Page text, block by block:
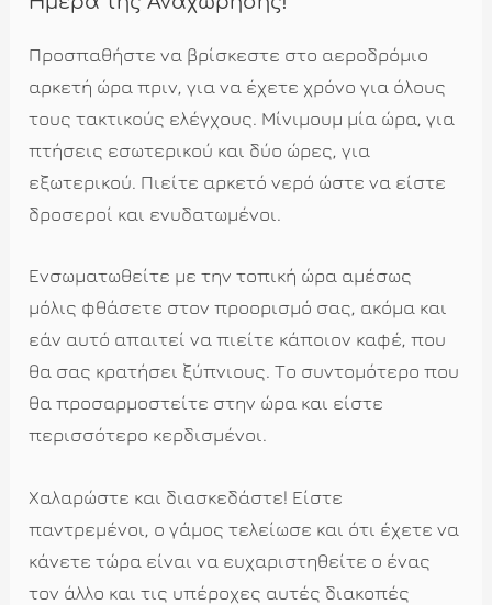
Προσπαθήστε να βρίσκεστε στο αεροδρόμιο
αρκετή ώρα πριν, για να έχετε χρόνο για όλους
τους τακτικούς ελέγχους. Μίνιμουμ μία ώρα, για
πτήσεις εσωτερικού και δύο ώρες, για
εξωτερικού. Πιείτε αρκετό νερό ώστε να είστε
δροσεροί και ενυδατωμένοι.
Ενσωματωθείτε με την τοπική ώρα αμέσως
μόλις φθάσετε στον προορισμό σας, ακόμα και
εάν αυτό απαιτεί να πιείτε κάποιον καφέ, που
θα σας κρατήσει ξύπνιους. Το συντομότερο που
θα προσαρμοστείτε στην ώρα και είστε
περισσότερο κερδισμένοι.
Χαλαρώστε και διασκεδάστε! Είστε
παντρεμένοι, ο γάμος τελείωσε και ότι έχετε να
κάνετε τώρα είναι να ευχαριστηθείτε ο ένας
τον άλλο και τις υπέροχες αυτές διακοπές